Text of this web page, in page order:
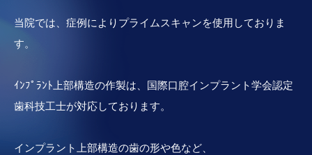
当院では、症例によりプライムスキャンを使用しておりま
す。
ｲﾝﾌﾟﾗﾝﾄ上部構造の作製は、国際口腔インプラント学会認定
歯科技工士が対応しております。
インプラント上部構造の歯の形や色など、